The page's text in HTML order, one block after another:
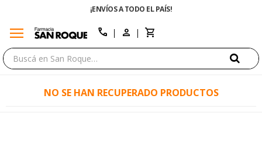
¡ENVÍOS A TODO EL PAÍS!
menu call
NO SE HAN RECUPERADO PRODUCTOS
close